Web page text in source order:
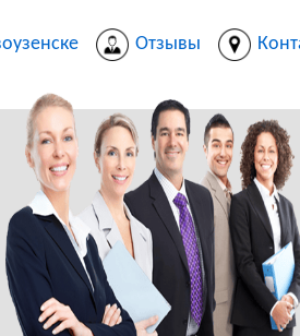
Отзывы